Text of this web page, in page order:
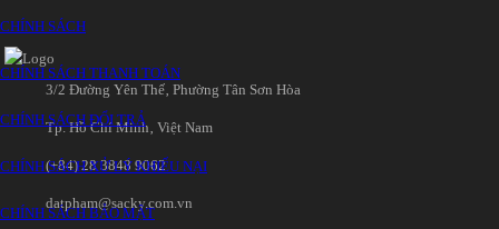
CHÍNH SÁCH
CHÍNH SÁCH THANH TOÁN
CHÍNH SÁCH ĐỔI TRẢ
CHÍNH SÁCH XỬ LÝ KHIẾU NẠI
CHÍNH SÁCH BẢO MẬT
3/2 Đường Yên Thế‚ Phường Tân Sơn Hòa
Tp. Hồ Chí Minh‚ Việt Nam
(+84) 28 3848 9062
datpham@sacky.com.vn